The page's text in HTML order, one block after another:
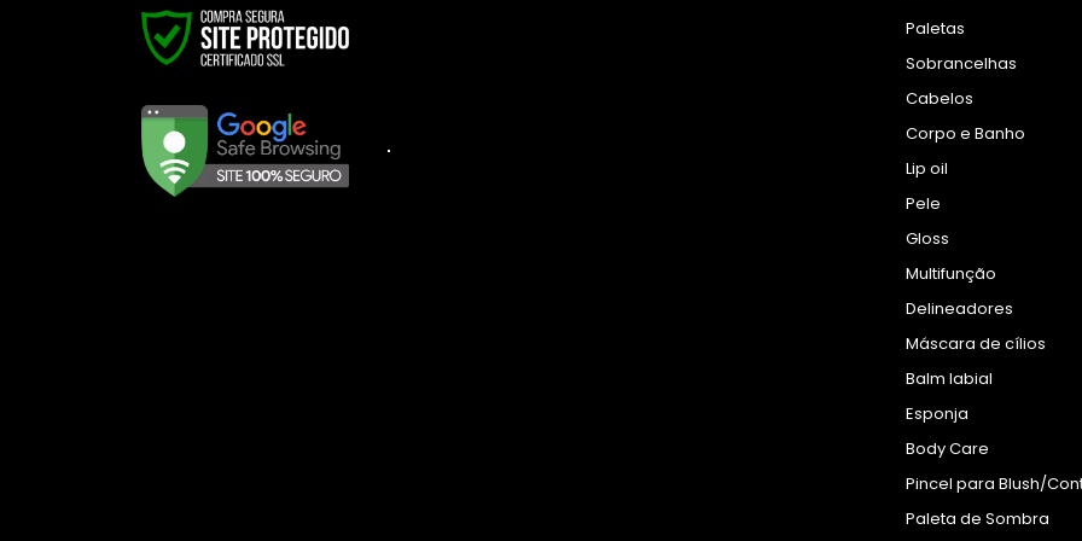
Paletas
Sobrancelhas
Cabelos
Corpo e Banho
Lip oil
Pele
Gloss
Multifunção
Delineadores
Máscara de cílios
Balm labial
Esponja
Body Care
Pincel para Blush/
Paleta de Sombra